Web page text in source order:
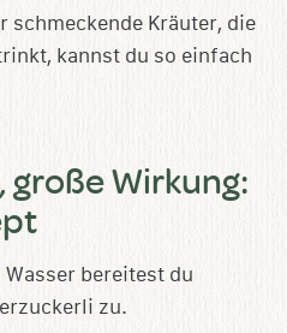
schmeckende Kräuter, die
kannst du so einfach
Wirkung:
bereitest du
zu.